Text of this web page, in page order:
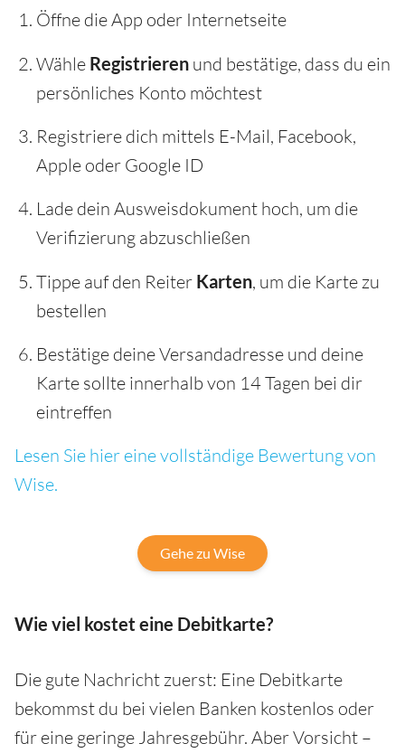
Öffne die App oder Internetseite
Wähle Registrieren und bestätige, dass du ein
persönliches Konto möchtest
Registriere dich mittels E-Mail, Facebook,
Apple oder Google ID
Lade dein Ausweisdokument hoch, um die
Verifizierung abzuschließen
Tippe auf den Reiter Karten, um die Karte zu
bestellen
Bestätige deine Versandadresse und deine
Karte sollte innerhalb von 14 Tagen bei dir
eintreffen
Lesen Sie hier eine vollständige Bewertung von
Wise.
Gehe zu Wise
Wie viel kostet eine Debitkarte?
Die gute Nachricht zuerst: Eine Debitkarte
bekommst du bei vielen Banken kostenlos oder
für eine geringe Jahresgebühr. Aber Vorsicht –